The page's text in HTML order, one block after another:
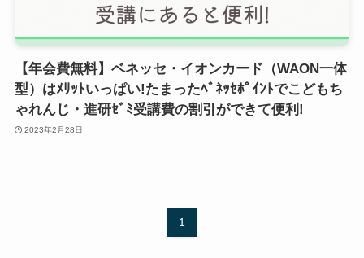
【年会費無料】ベネッセ・イオンカード（WAON一体
型）はﾒﾘｯﾄいっぱい!たまったﾍﾞﾈｯｾﾎﾟｲﾝﾄでこどもち
ゃれんじ・進研ｾﾞﾐ受講費の割引ができて便利!
2023年2月28日
1